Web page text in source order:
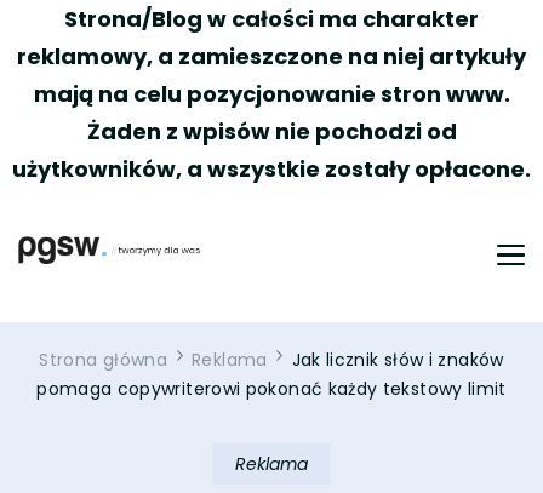
Strona/Blog w całości ma charakter
reklamowy, a zamieszczone na niej artykuły
mają na celu pozycjonowanie stron www.
Żaden z wpisów nie pochodzi od
użytkowników, a wszystkie zostały opłacone.
Strona główna Reklama
Jak licznik słów i znaków
pomaga copywriterowi pokonać każdy tekstowy limit
Reklama